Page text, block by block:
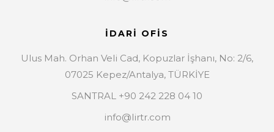
İDARİ OFİS
Ulus Mah. Orhan Veli Cad, Kopuzlar İşhanı, No: 2/6,
07025 Kepez/Antalya, TÜRKİYE
SANTRAL +90 242 228 04 10
info@lirtr.com